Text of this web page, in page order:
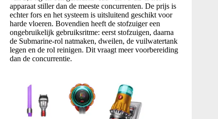
apparaat stiller dan de meeste concurrenten. De prijs is
echter fors en het systeem is uitsluitend geschikt voor
harde vloeren. Bovendien heeft de stofzuiger een
ongebruikelijk gebruiksritme: eerst stofzuigen, daarna
de Submarine-rol natmaken, dweilen, de vuilwatertank
legen en de rol reinigen. Dit vraagt meer voorbereiding
dan de concurrentie.